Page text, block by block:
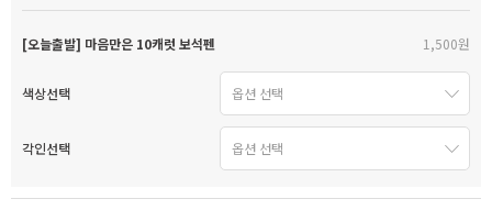
[오늘출발] 마음만은 10캐럿 보석펜 1,500원
색상선택
각인선택